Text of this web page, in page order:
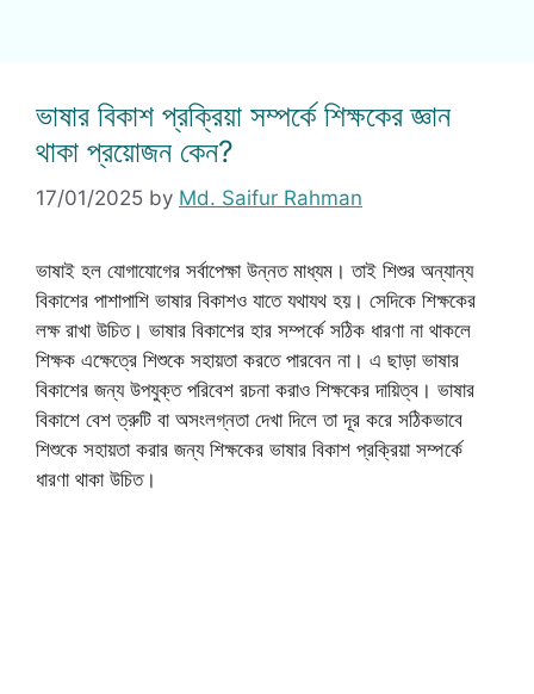
ভাষার বিকাশ প্রক্রিয়া সম্পর্কে শিক্ষকের জ্ঞান
থাকা প্রয়োজন কেন?
17/01/2025 by Md. Saifur Rahman
ভাষাই হল যোগাযোগের সর্বাপেক্ষা উন্নত মাধ্যম। তাই শিশুর অন্যান্য
বিকাশের পাশাপাশি ভাষার বিকাশও যাতে যথাযথ হয়। সেদিকে শিক্ষকের
লক্ষ রাখা উচিত। ভাষার বিকাশের হার সম্পর্কে সঠিক ধারণা না থাকলে
শিক্ষক এক্ষেত্রে শিশুকে সহায়তা করতে পারবেন না। এ ছাড়া ভাষার
বিকাশের জন্য উপযুক্ত পরিবেশ রচনা করাও শিক্ষকের দায়িত্ব। ভাষার
বিকাশে বেশ ত্রুটি বা অসংলগ্নতা দেখা দিলে তা দূর করে সঠিকভাবে
শিশুকে সহায়তা করার জন্য শিক্ষকের ভাষার বিকাশ প্রক্রিয়া সম্পর্কে
ধারণা থাকা উচিত।